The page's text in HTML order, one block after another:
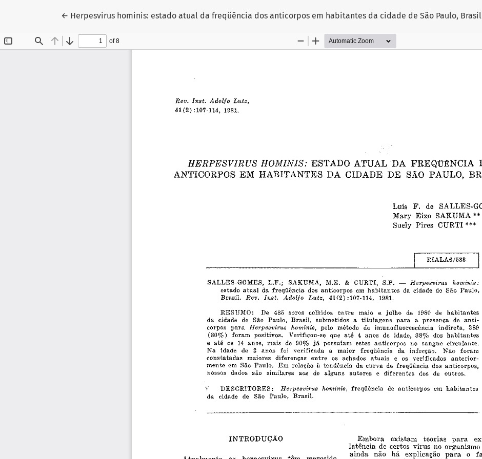
← Voltar aos Detalhes do Artigo
Herpesvirus hominis: estado atual da freqüência dos anticorpos em habitantes da cidade de São Paulo, Brasil